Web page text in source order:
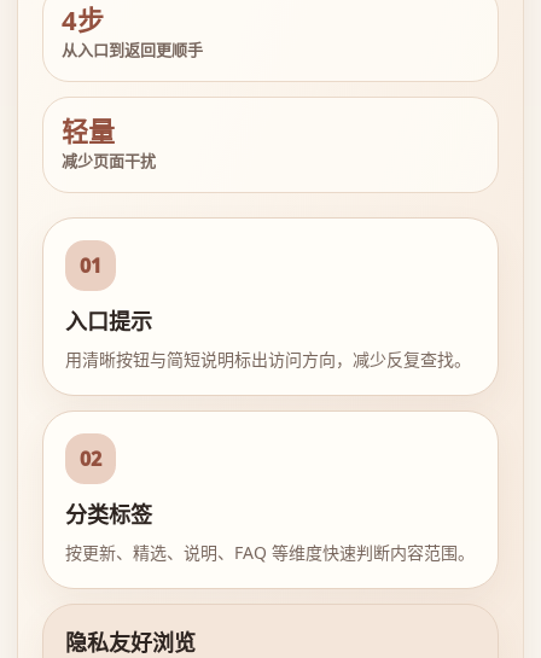
4步
从入口到返回更顺手
轻量
减少页面干扰
01
入口提示
用清晰按钮与简短说明标出访问方向，减少反复查找。
02
分类标签
按更新、精选、说明、FAQ 等维度快速判断内容范围。
隐私友好浏览